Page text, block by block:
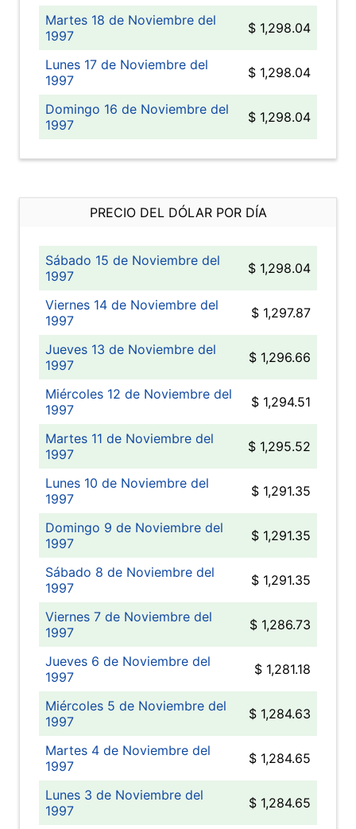
Martes 18 de Noviembre del
1997
$ 1,298.04
Lunes 17 de Noviembre del
1997
$ 1,298.04
Domingo 16 de Noviembre del
1997
$ 1,298.04
PRECIO DEL DÓLAR POR DÍA
Sábado 15 de Noviembre del
1997
$ 1,298.04
Viernes 14 de Noviembre del
1997
$ 1,297.87
Jueves 13 de Noviembre del
1997
$ 1,296.66
Miércoles 12 de Noviembre del
1997
$ 1,294.51
Martes 11 de Noviembre del
1997
$ 1,295.52
Lunes 10 de Noviembre del
1997
$ 1,291.35
Domingo 9 de Noviembre del
1997
$ 1,291.35
Sábado 8 de Noviembre del
1997
$ 1,291.35
Viernes 7 de Noviembre del
1997
$ 1,286.73
Jueves 6 de Noviembre del
1997
$ 1,281.18
Miércoles 5 de Noviembre del
1997
$ 1,284.63
Martes 4 de Noviembre del
1997
$ 1,284.65
Lunes 3 de Noviembre del
1997
$ 1,284.65